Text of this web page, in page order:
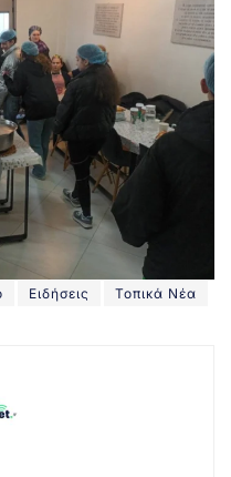
Ειδήσεις Τοπικά Νέα